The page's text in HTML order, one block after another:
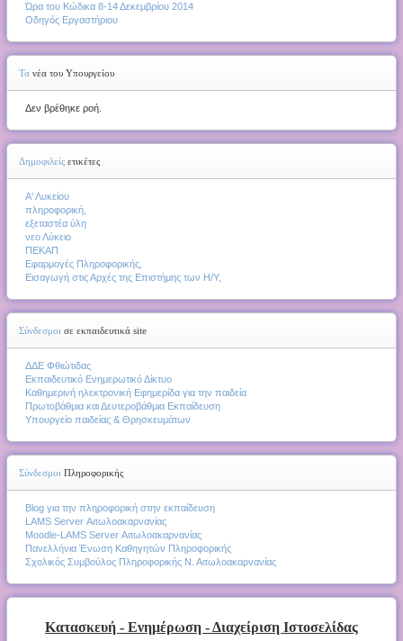
Ώρα του Κώδικα 8-14 Δεκεμβρίου 2014
Οδηγός Εργαστήριου
Τα νέα του Υπουργείου
Δεν βρέθηκε ροή.
Δημοφιλείς ετικέτες
Α' Λυκείου
πληροφορική,
εξεταστέα ύλη
νεο Λύκειο
ΠΕΚΑΠ
Εφαρμογές Πληροφορικής,
Εισαγωγή στις Αρχές της Επιστήμης των Η/Υ,
Σύνδεσμοι σε εκπαιδευτικά site
ΔΔΕ Φθιώτιδας
Εκπαιδευτικό Ενημερωτικό Δίκτυο
Καθημερινή ηλεκτρονική Εφημερίδα για την παιδεία
Πρωτοβάθμια και Δευτεροβάθμια Εκπαίδευση
Υπουργείο παιδείας & Θρησκευμάτων
Σύνδεσμοι Πληροφορικής
Blog για την πληροφορική στην εκπαίδευση
LAMS Server Αιτωλοακαρνανίας
Moodle-LAMS Server Αιτωλοακαρνανίας
Πανελλήνια Ένωση Καθηγητών Πληροφορικής
Σχολικός Συμβούλος Πληροφορικής Ν. Αιτωλοακαρνανίας
Κατασκευή - Ενημέρωση - Διαχείριση Ιστοσελίδας